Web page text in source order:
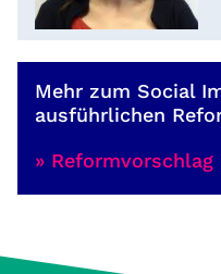
Mehr zum Social
ausführlichen
» Reformvorschlag